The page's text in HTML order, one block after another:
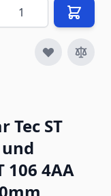
Tec ST
106 4AA